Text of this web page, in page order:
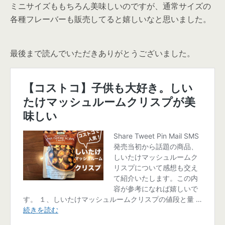
ミニサイズももちろん美味しいのですが、通常サイズの
各種フレーバーも販売してると嬉しいなと思いました。
最後まで読んでいただきありがとうございました。